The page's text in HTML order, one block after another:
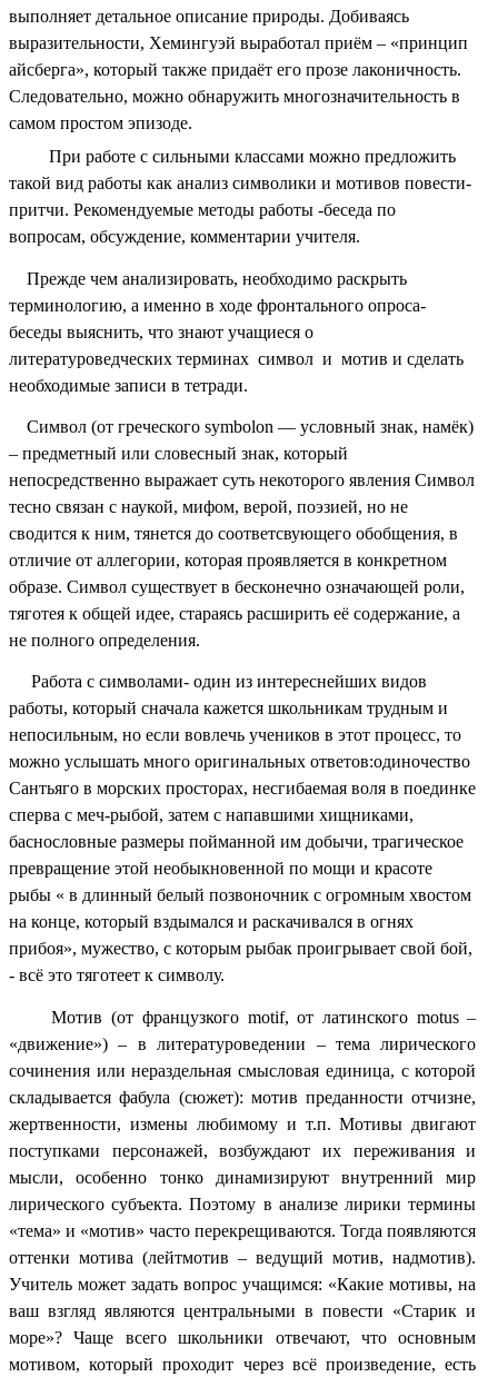
выполняет детальное описание природы. Добиваясь
выразительности, Хемингуэй выработал приём – «принцип
айсберга», который также придаёт его прозе лаконичность.
Следовательно, можно обнаружить многозначительность в
самом простом эпизоде.
При работе с сильными классами можно предложить
такой вид работы как анализ символики и мотивов повести-
притчи. Рекомендуемые методы работы -беседа по
вопросам, обсуждение, комментарии учителя.
Прежде чем анализировать, необходимо раскрыть
терминологию, а именно в ходе фронтального опроса-
беседы выяснить, что знают учащиеся о
литературоведческих терминах символ и мотив и сделать
необходимые записи в тетради.
Символ (от греческого symbolon — условный знак, намёк)
– предметный или словесный знак, который
непосредственно выражает суть некоторого явления Символ
тесно связан с наукой, мифом, верой, поэзией, но не
сводится к ним, тянется до соответсвующего обобщения, в
отличие от аллегории, которая проявляется в конкретном
образе. Символ существует в бесконечно означающей роли,
тяготея к общей идее, стараясь расширить её содержание, а
не полного определения.
Работа с символами- один из интереснейших видов
работы, который сначала кажется школьникам трудным и
непосильным, но если вовлечь учеников в этот процесс, то
можно услышать много оригинальных ответов:одиночество
Сантьяго в морских просторах, несгибаемая воля в поединке
сперва с меч-рыбой, затем с напавшими хищниками,
баснословные размеры пойманной им добычи, трагическое
превращение этой необыкновенной по мощи и красоте
рыбы « в длинный белый позвоночник с огромным хвостом
на конце, который вздымался и раскачивался в огнях
прибоя», мужество, с которым рыбак проигрывает свой бой,
- всё это тяготеет к символу.
Мотив (от французкого motif, от латинского motus –
«движение») – в литературоведении – тема лирического
сочинения или нераздельная смысловая единица, с которой
складывается фабула (сюжет): мотив преданности отчизне,
жертвенности, измены любимому и т.п. Мотивы двигают
поступками персонажей, возбуждают их переживания и
мысли, особенно тонко динамизируют внутренний мир
лирического субъекта. Поэтому в анализе лирики термины
«тема» и «мотив» часто перекрещиваются. Тогда появляются
оттенки мотива (лейтмотив – ведущий мотив, надмотив).
Учитель может задать вопрос учащимся: «Какие мотивы, на
ваш взгляд являются центральными в повести «Старик и
море»? Чаще всего школьники отвечают, что основным
мотивом, который проходит через всё произведение, есть